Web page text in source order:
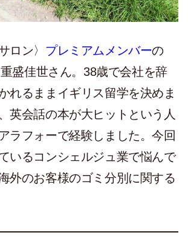
ロン〉 プレミアムメンバーの
盛佳世さん。38歳で会社を辞
れるままイギリス留学を決めま
英会話の本が大ヒットという人
ラフォーで経験しました。今回
いるコンシェルジュ業で悩んで
外のお客様のゴミ分別に関する